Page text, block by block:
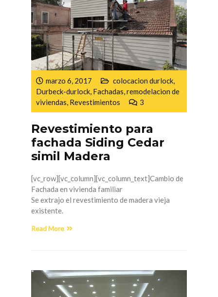
marzo 6, 2017 colocacion durlock,
Durbeck-durlock, Fachadas,remodelacion de
viviendas, Revestimientos 3
Revestimiento para
fachada Siding Cedar
simil Madera
[vc_row][vc_column][vc_column_text]Cambio de
Fachada en vivienda familiar
Se extrajo el revestimiento de madera vieja
existente.
Read More